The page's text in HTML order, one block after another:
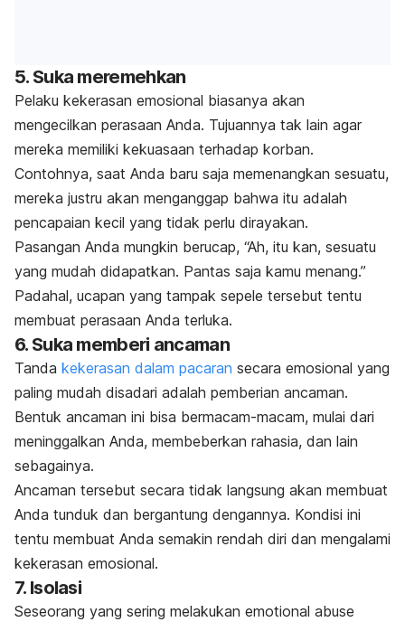
5. Suka meremehkan
Pelaku kekerasan emosional biasanya akan
mengecilkan perasaan Anda. Tujuannya tak lain agar
mereka memiliki kekuasaan terhadap korban.
Contohnya, saat Anda baru saja memenangkan sesuatu,
mereka justru akan menganggap bahwa itu adalah
pencapaian kecil yang tidak perlu dirayakan.
Pasangan Anda mungkin berucap, “Ah, itu kan, sesuatu
yang mudah didapatkan. Pantas saja kamu menang.”
Padahal, ucapan yang tampak sepele tersebut tentu
membuat perasaan Anda terluka.
6. Suka memberi ancaman
Tanda kekerasan dalam pacaran secara emosional yang
paling mudah disadari adalah pemberian ancaman.
Bentuk ancaman ini bisa bermacam-macam, mulai dari
meninggalkan Anda, membeberkan rahasia, dan lain
sebagainya.
Ancaman tersebut secara tidak langsung akan membuat
Anda tunduk dan bergantung dengannya. Kondisi ini
tentu membuat Anda semakin rendah diri dan mengalami
kekerasan emosional.
7. Isolasi
Seseorang yang sering melakukan emotional abuse